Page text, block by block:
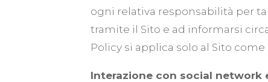
ogni relativa responsabilità per
tramite il Sito e ad informarsi
Policy si applica solo al Sito come
Interazione con social network